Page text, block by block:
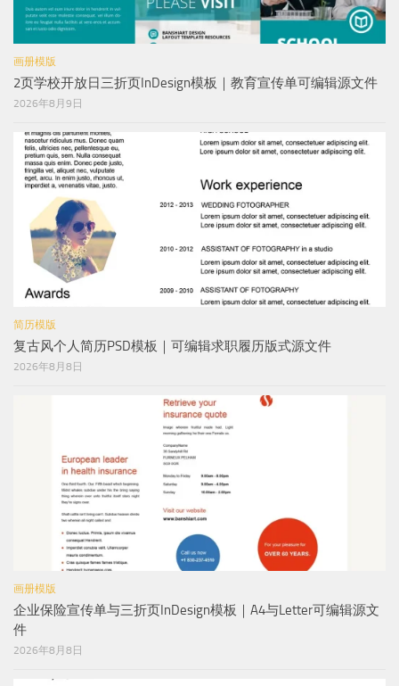
画册模版
2页学校开放日三折页InDesign模板｜教育宣传单可编辑源文件
2026年8月9日
简历模版
复古风个人简历PSD模板｜可编辑求职履历版式源文件
2026年8月8日
画册模版
企业保险宣传单与三折页InDesign模板｜A4与Letter可编辑源文
件
2026年8月8日